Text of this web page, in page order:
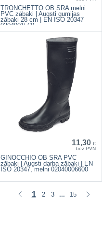
TRONCHETTO OB SRA melni
PVC zābaki | Augsti gumijas
zābaki 28 cm | EN ISO 20347
0204001560
11,30 €
bez PVN
GINOCCHIO OB SRA PVC
zābaki | Augsti darba zābaki | EN
ISO 20347, melni 02040006600
1 2 3 ... 15